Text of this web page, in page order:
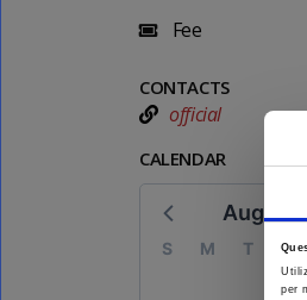
per
Fee
CONTACTS
official
CALENDAR
August
S M T W